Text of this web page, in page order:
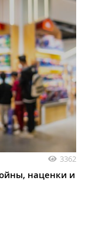
3362
наценки и